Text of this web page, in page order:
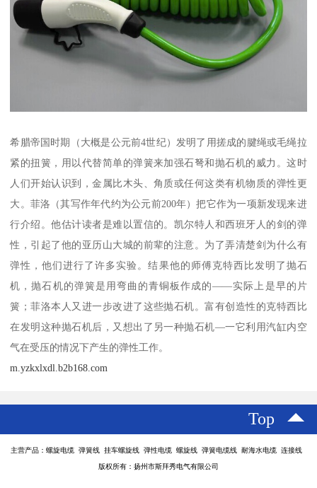
希腊帝国时期（大概是公元前4世纪）发明了用搓成的腱绳或毛绳拉
紧的扭簧，用以代替简单的弹簧来加强石弩和抛石机的威力。这时
人们开始认识到，金属比木头、角质或任何这类有机物质的弹性更
大。菲洛（其写作年代约为公元前200年）把它作为一项新发现来进
行介绍。他估计读者是难以置信的。凯尔特人和西班牙人的剑的弹
性，引起了他的亚历山大城的前辈的注意。为了弄清楚剑为什么有
弹性，他们进行了许多实验。结果他的师傅克特西比发明了抛石
机，抛石机的弹簧是用弯曲的青铜板作成的——实际上是早的片
簧；菲洛本人又进一步改进了这些抛石机。富有创造性的克特西比
在发明这种抛石机后，又想出了另一种抛石机—一它利用汽缸内空
气在受压的情况下产生的弹性工作。
m.yzkxlxdl.b2b168.com
Top
主营产品：螺旋电缆 弹簧线 挂车螺旋线 弹性电缆 螺旋线 弹簧电缆线 耐海水电缆 连接线
版权所有：扬州市斯拜秀电气有限公司